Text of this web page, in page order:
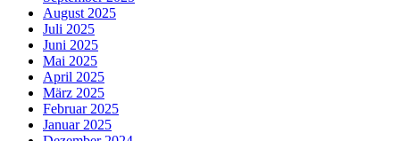
August 2025
Juli 2025
Juni 2025
Mai 2025
April 2025
März 2025
Februar 2025
Januar 2025